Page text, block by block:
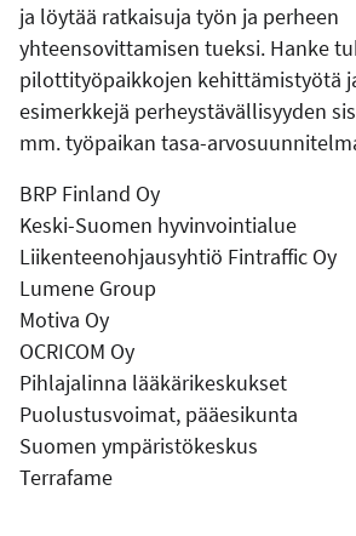
ja löytää ratkaisuja työn ja perheen
yhteensovittamisen tueksi. Hanke
pilottityöpaikkojen kehittämistyötä
esimerkkejä perheystävällisyyden
mm. työpaikan tasa-
BRP Finland Oy
Keski-Suomen hyvinvointialue
Liikenteenohjausyhtiö Fintraffic Oy
Lumene Group
Motiva Oy
OCRICOM Oy
Pihlajalinna lääkärikeskukset
Puolustusvoimat, pääesikunta
Suomen ympäristökeskus
Terrafame